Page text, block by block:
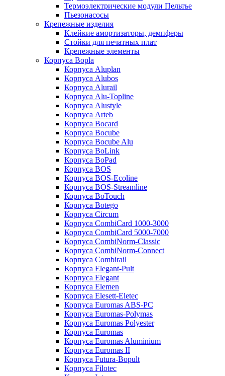
Термоэлектрические модули Пельтье
Пьезонасосы
Крепежные изделия
Клейкие амортизаторы, демпферы
Стойки для печатных плат
Крепежные элементы
Корпуса Bopla
Корпуса Aluplan
Корпуса Alubos
Корпуса Alurail
Корпуса Alu-Topline
Корпуса Alustyle
Корпуса Arteb
Корпуса Bocard
Корпуса Bocube
Корпуса Bocube Alu
Корпуса BoLink
Корпуса BoPad
Корпуса BOS
Корпуса BOS-Ecoline
Корпуса BOS-Streamline
Корпуса BoTouch
Корпуса Botego
Корпуса Circum
Корпуса CombiCard 1000-3000
Корпуса CombiCard 5000-7000
Корпуса CombiNorm-Classic
Корпуса CombiNorm-Connect
Корпуса Combirail
Корпуса Elegant-Pult
Корпуса Elegant
Корпуса Elemen
Корпуса Elesett-Eletec
Корпуса Euromas ABS-PC
Корпуса Euromas-Polymas
Корпуса Euromas Polyester
Корпуса Euromas
Корпуса Euromas Aluminium
Корпуса Euromas II
Корпуса Futura-Bopult
Корпуса Filotec